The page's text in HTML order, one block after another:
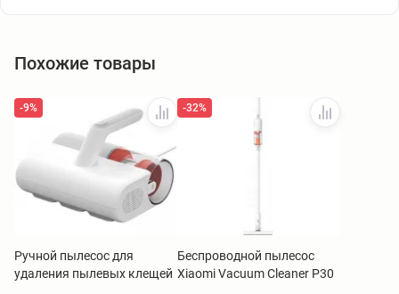
Похожие товары
-9%
Ручной пылесос для
удаления пылевых клещей
-32%
Беспроводной пылесос
Xiaomi Vacuum Cleaner P30